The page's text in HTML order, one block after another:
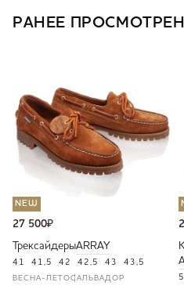
РАНЕЕ
NEW
27 500₽
ТрексайдерыARRAY
41 41,5 42 42,5 43 43,5
ВЕСНА-ЛЕТОСАЛЬВАДОР